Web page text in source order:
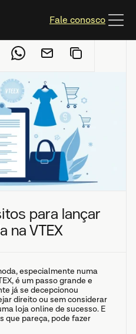
Fale conosco
para lançar
na VTEX
especialmente numa
é um passo grande e
já se decepcionou
direito ou sem considerar
loja online de sucesso. E
que pareça, pode fazer